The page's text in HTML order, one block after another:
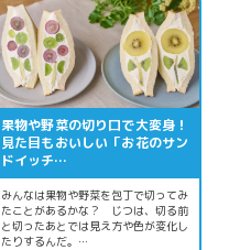
果物や野菜の切り口で大変身！
見た目もおいしい「お花のサン
ドイッチ…
みんなは果物や野菜を包丁で切ってみ
たことがあるかな？ じつは、切る前
と切ったあとでは見え方や色が変化し
たりするんだ。…